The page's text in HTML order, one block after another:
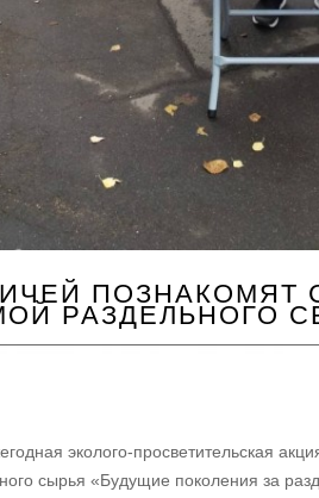
ПОЗНАКОМЯТ
РАЗДЕЛЬНОГО
эколого-просветительская
сырья «Будущие поколения за